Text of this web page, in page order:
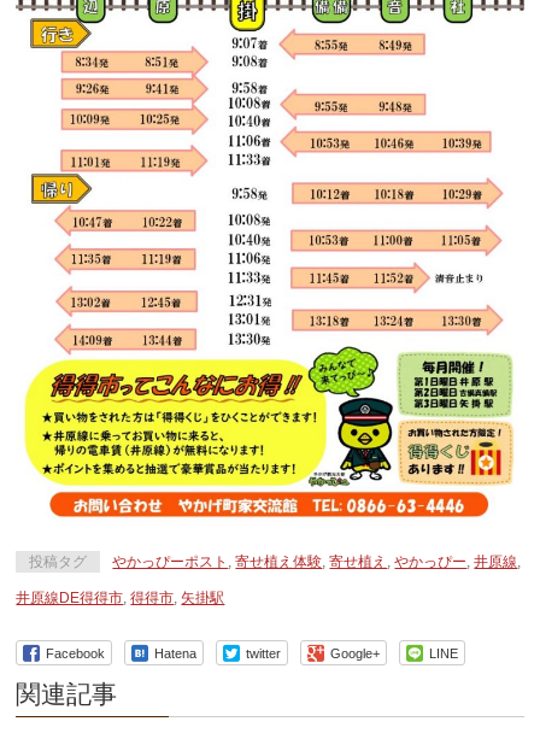
投稿タグ やかっぴーポスト ,寄せ植え体験,寄せ植え ,やかっぴー,井原線,
井原線DE得得市,得得市,矢掛駅
Facebook Hatena twitter Google+ LINE
関連記事